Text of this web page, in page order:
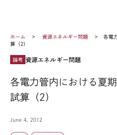
ホーム 資源エネルギー問題
各電
算（2）
論考 資源エネルギー問題
各電力管内における夏
試算（2）
June 4, 2012